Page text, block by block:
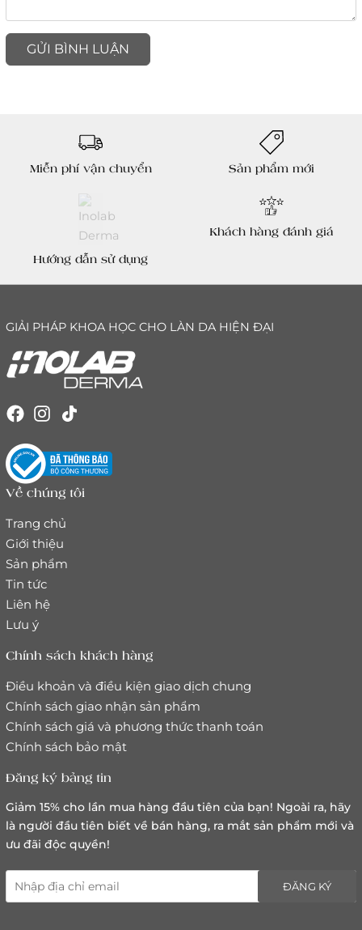
GỬI BÌNH LUẬN
Miễn phí vận chuyển Sản phẩm mới
Hướng dẫn sử dụng
Khách hàng đánh giá
GIẢI PHÁP KHOA HỌC CHO LÀN DA HIỆN ĐẠI
Về chúng tôi
Trang chủ
Giới thiệu
Sản phẩm
Tin tức
Liên hệ
Lưu ý
Chính sách khách hàng
Điều khoản và điều kiện giao dịch chung
Chính sách giao nhận sản phẩm
Chính sách giá và phương thức thanh toán
Chính sách bảo mật
Đăng ký bảng tin
Giảm 15% cho lần mua hàng đầu tiên của bạn! Ngoài ra, hãy
là người đầu tiên biết về bán hàng, ra mắt sản phẩm mới và
ưu đãi độc quyền!
ĐĂNG KÝ